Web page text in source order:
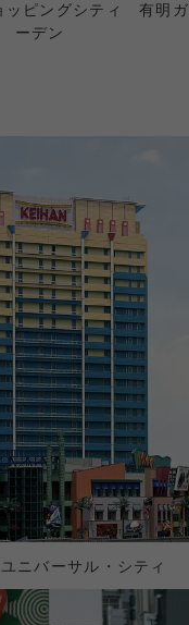
ッピングシティ 有明ガ
ーデン
ニバーサル・シティ